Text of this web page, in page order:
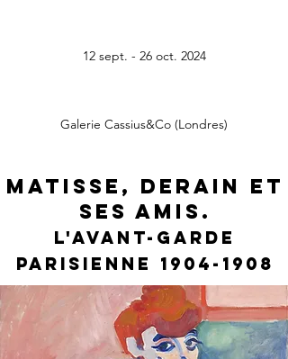
12 sept. - 26 oct. 2024
Galerie Cassius&Co (Londres)
Matisse, Derain et
ses amis.
L'avant-garde
parisienne 1904-1908